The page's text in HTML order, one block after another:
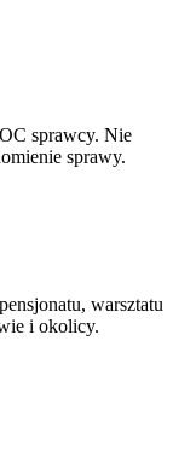
sprawcy. Nie
sprawy.
warsztatu
i okolicy.